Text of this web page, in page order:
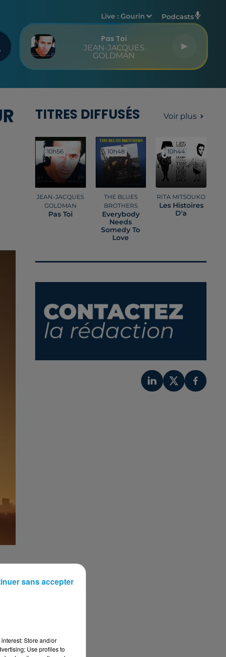
Live :Gourin Podcasts
Pas Toi
JEAN-JACQUES
GOLDMAN
TITRES DIFFUSÉS Voir plus
10h56
10h56
JEAN-JACQUES
GOLDMAN
Pas Toi
10h48
10h48
THE BLUES
BROTHERS
Everybody
Needs
Somedy To
Love
10h44
10h44
RITA MITSOUKO
Les Histoires
D'a
Store and/or
Use profiles to
sans accepter